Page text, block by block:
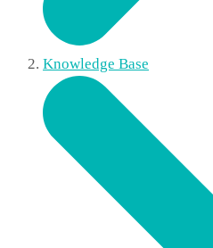
Knowledge Base